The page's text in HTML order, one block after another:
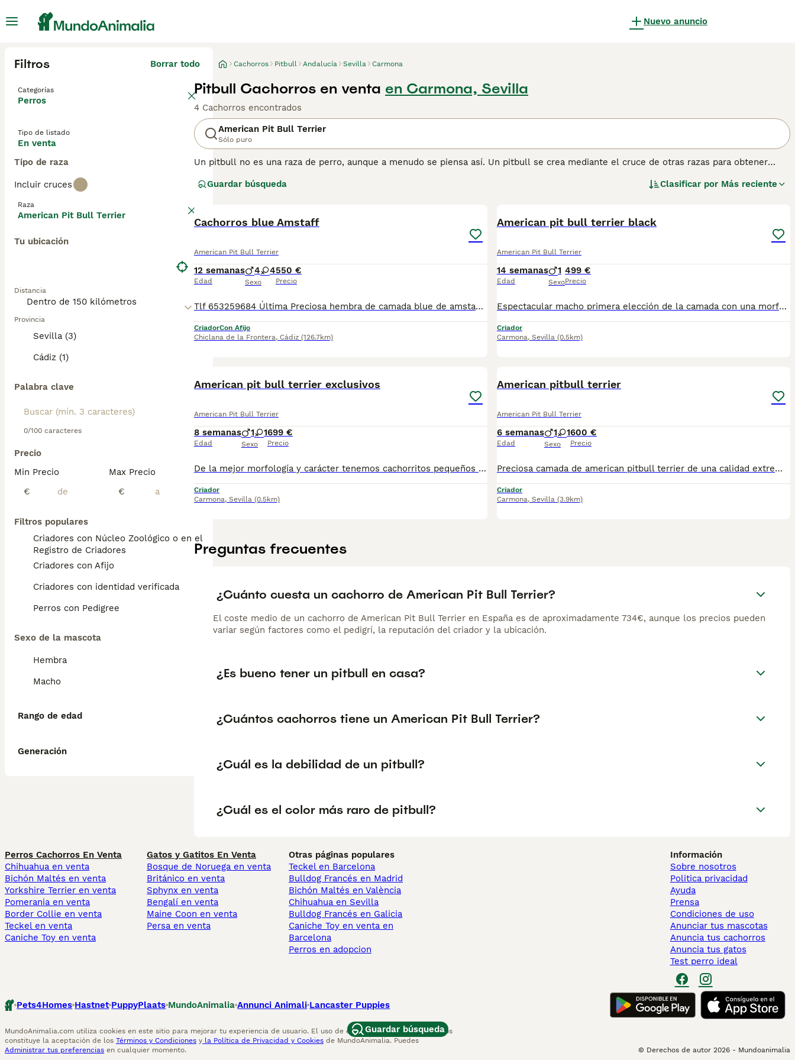
Nuevo anuncio
Filtros Borrar todo
Categorías
Perros
Tipo de listado
En venta
Tipo de raza
Incluir cruces
Raza
American Pit Bull Terrier
Tu ubicación
Distancia
Provincia
Sevilla (3)
Cádiz (1)
Palabra clave
0/100 caracteres
Precio
Min Precio
€
Max Precio
€
Filtros populares
Criadores con Núcleo Zoológico o en el
Registro de Criadores
Criadores con Afijo
Criadores con identidad verificada
Perros con Pedigree
Sexo de la mascota
Hembra
Macho
Rango de edad
Generación
Cachorros Pitbull Andalucía Sevilla Carmona
Pitbull Cachorros en venta en Carmona, Sevilla
4 Cachorros encontrados
American Pit Bull Terrier
Sólo puro
Un pitbull no es una raza de perro, aunque a menudo se piensa así. Un pitbull se crea mediante el cruce de otras razas para obtener
Staffordshire Terrier, el Staffordshire Bull Terrier, el Dogo Argentino, el Bull Terrier y el Bulldog se utilizan para hacer cruces de razas no
Guardar búsqueda Clasificar por Más reciente
Cachorros blue Amstaff
American Pit Bull Terrier
12 semanas
Edad
4 4
Sexo
550 €
Precio
Tlf 653259684 Última Preciosa hembra de camada blue de amstaff Padres con pedigree y pruebas de salud Se entregan con todo acorde a su edad por veterinario, vacunas, desparasitaciones interna y externa, cartilla sanitaria y con pienso pro plan para evitar un cambio brusco en su alimentación Criados en contacto con mis hijos en familia Se pueden enviar a cualquier parte Te ponemos en contacto con empresas especialista en transporte de mascotas, te ayudamos en el proceso, tenemos experiencia Podemos dar referencia No somos ni intermediarios, ni revendedores, criadero profesional familiar, nuestros cachorros conviven con nosotros Son fotos reales de los cachorros!! Llámame y hablamos directamente, estamos para ayudaros a tener un ejemplar que te llene de orgullo y felicidad
CriadorCon Afijo
Chiclana de la Frontera, Cádiz (126.7km)
American pit bull terrier black
American Pit Bull Terrier
14 semanas
Edad
1
Sexo
499 €
Precio
Espectacular macho primera elección de la camada con una morfología increíble Black & White posibilidad de enviar a cualquier punto de España.
Criador
Carmona, Sevilla (0.5km)
American pit bull terrier exclusivos
American Pit Bull Terrier
8 semanas
Edad
1 1
Sexo
699 €
Precio
De la mejor morfología y carácter tenemos cachorritos pequeños de american pit bull terrier en colores como blue y blue merles nos quedan una pareja seria macho blue merle y hembra blue, les tenemos en Málaga pero se pueden entregar en cualquier parte de epaaña ofreciendo transporte de confianza para más info pregunte sin compromiso.
Criador
Carmona, Sevilla (0.5km)
American pitbull terrier
American Pit Bull Terrier
6 semanas
Edad
1 1
Sexo
600 €
Precio
Preciosa camada de american pitbull terrier de una calidad extrema perros con hueso color estructura y carácter, se entregan vacunados desparasitados y pasaporte europeo, posibilidad de pedigree y de enviar a cualquier punto de España.
Criador
Carmona, Sevilla (3.9km)
Preguntas frecuentes
¿Cuánto cuesta un cachorro de American Pit Bull Terrier?
El coste medio de un cachorro de American Pit Bull Terrier en España es de aproximadamente 734€, aunque los precios pueden
variar según factores como el pedigrí, la reputación del criador y la ubicación.
¿Es bueno tener un pitbull en casa?
¿Cuántos cachorros tiene un American Pit Bull Terrier?
¿Cuál es la debilidad de un pitbull?
¿Cuál es el color más raro de pitbull?
Guardar búsqueda
Perros Cachorros En Venta
Chihuahua en venta
Bichón Maltés en venta
Yorkshire Terrier en venta
Pomerania en venta
Border Collie en venta
Teckel en venta
Caniche Toy en venta
Gatos y Gatitos En Venta
Bosque de Noruega en venta
Británico en venta
Sphynx en venta
Bengalí en venta
Maine Coon en venta
Persa en venta
Otras páginas populares
Teckel en Barcelona
Bulldog Francés en Madrid
Bichón Maltés en València
Chihuahua en Sevilla
Bulldog Francés en Galicia
Caniche Toy en venta en
Barcelona
Perros en adopcion
Información
Sobre nosotros
Politica privacidad
Ayuda
Prensa
Condiciones de uso
Anunciar tus mascotas
Anuncia tus cachorros
Anuncia tus gatos
Test perro ideal
Pets4Homes Hastnet PuppyPlaats MundoAnimalia Annunci Animali Lancaster Puppies
MundoAnimalia.com utiliza cookies en este sitio para mejorar tu experiencia de usuario. El uso de este sitio web y otros servicios
constituye la aceptación de los Términos y Condiciones y la Política de Privacidad y Cookies de MundoAnimalia. Puedes
Administrar tus preferencias en cualquier momento. © Derechos de autor 2026 - Mundoanimalia